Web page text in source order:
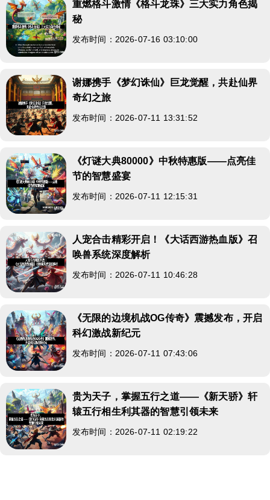
重燃格斗激情《格斗龙珠》三大实力角色揭
秘
发布时间：2026-07-16 03:10:00
谢娜携手《梦幻诛仙》巨龙觉醒，共赴仙界
奇幻之旅
发布时间：2026-07-11 13:31:52
《灯谜大典80000》中秋特惠版——点亮佳
节的智慧盛宴
发布时间：2026-07-11 12:15:31
人宠合击精彩开启！《大话西游热血版》召
唤兽系统深度解析
发布时间：2026-07-11 10:46:28
《无限的边境机战OG传奇》震撼发布，开启
科幻激战新纪元
发布时间：2026-07-11 07:43:06
贵为天子，掌握五行之道——《新天骄》轩
辕五行相生利其器的智慧引领未来
发布时间：2026-07-11 02:19:22